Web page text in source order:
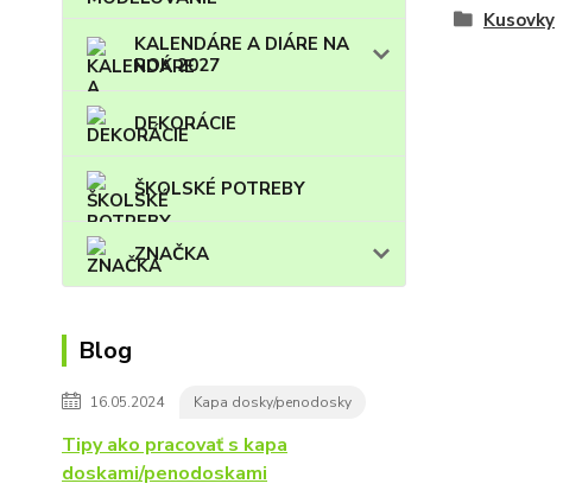
KALENDÁRE A DIÁRE NA
ROK 2027
DEKORÁCIE
ŠKOLSKÉ POTREBY
ZNAČKA
Blog
16.05.2024 Kapa dosky/penodosky
Tipy ako pracovať s kapa
doskami/penodoskami
Kusovky